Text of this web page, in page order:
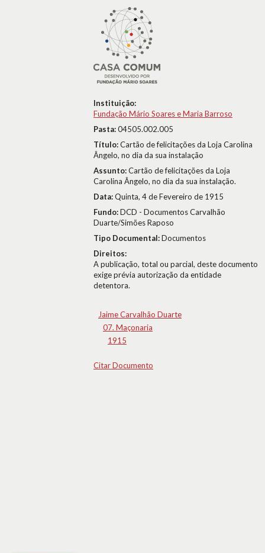
Instituição:
Fundação Mário Soares e Maria Barroso
Pasta:04505.002.005
Título:Cartão de felicitações da Loja Carolina
Ângelo, no dia da sua instalação
Assunto:Cartão de felicitações da Loja
Carolina Ângelo, no dia da sua instalação.
Data:Quinta, 4 de Fevereiro de 1915
Fundo:DCD - Documentos Carvalhão
Duarte/Simões Raposo
Tipo Documental:Documentos
Direitos:
A publicação, total ou parcial, deste documento
exige prévia autorização da entidade
detentora.
Jaime Carvalhão Duarte
07. Maçonaria
1915
Citar Documento